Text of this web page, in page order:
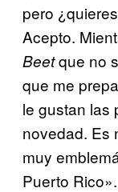
pero
Acepto.
Beetque no
que me
le gustan las
novedad. Es
muy
Puerto